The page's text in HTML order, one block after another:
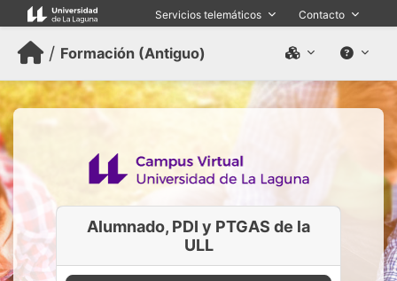
Salta al contenido principalServicios telemáticos Contacto
/ Formación (Antiguo)
Alumnado, PDI y PTGAS de la
ULL